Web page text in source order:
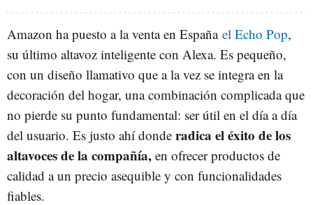
Amazon ha puesto a la venta en España el Echo Pop,
su último altavoz inteligente con Alexa. Es pequeño,
con un diseño llamativo que a la vez se integra en la
decoración del hogar, una combinación complicada que
no pierde su punto fundamental: ser útil en el día a día
del usuario. Es justo ahí donde radica el éxito de los
altavoces de la compañía, en ofrecer productos de
calidad a un precio asequible y con funcionalidades
fiables.